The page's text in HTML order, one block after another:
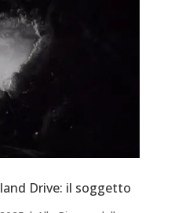
Drive: il soggetto